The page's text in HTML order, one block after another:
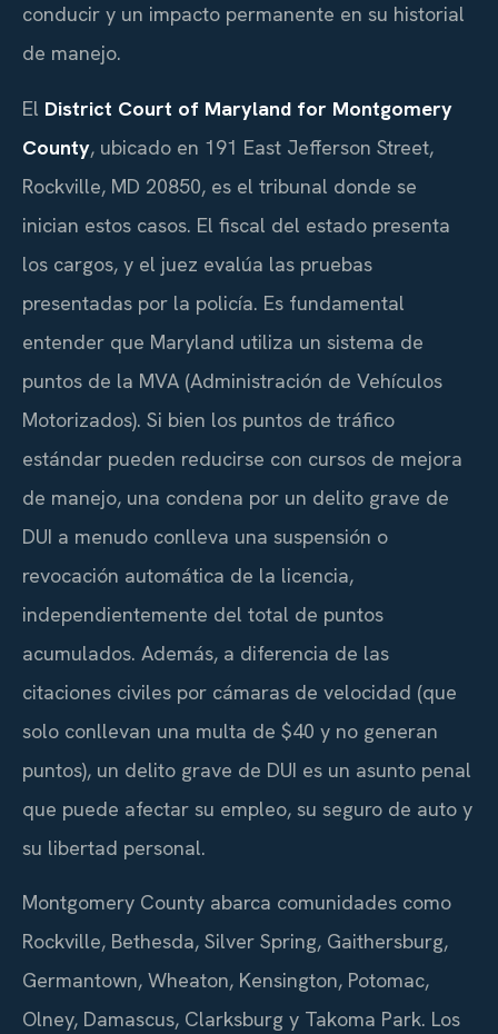
conducir y un impacto permanente en su historial
de manejo.
El District Court of Maryland for Montgomery
County, ubicado en 191 East Jefferson Street,
Rockville, MD 20850, es el tribunal donde se
inician estos casos. El fiscal del estado presenta
los cargos, y el juez evalúa las pruebas
presentadas por la policía. Es fundamental
entender que Maryland utiliza un sistema de
puntos de la MVA (Administración de Vehículos
Motorizados). Si bien los puntos de tráfico
estándar pueden reducirse con cursos de mejora
de manejo, una condena por un delito grave de
DUI a menudo conlleva una suspensión o
revocación automática de la licencia,
independientemente del total de puntos
acumulados. Además, a diferencia de las
citaciones civiles por cámaras de velocidad (que
solo conllevan una multa de $40 y no generan
puntos), un delito grave de DUI es un asunto penal
que puede afectar su empleo, su seguro de auto y
su libertad personal.
Montgomery County abarca comunidades como
Rockville, Bethesda, Silver Spring, Gaithersburg,
Germantown, Wheaton, Kensington, Potomac,
Olney, Damascus, Clarksburg y Takoma Park. Los